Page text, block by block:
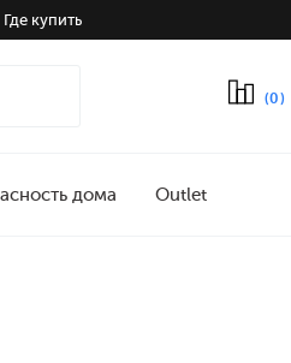
Где купить
(0)
дома Outlet